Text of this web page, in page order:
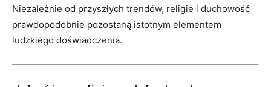
Niezależnie od przyszłych trendów, religie i duchowość
prawdopodobnie pozostaną istotnym elementem
ludzkiego doświadczenia.